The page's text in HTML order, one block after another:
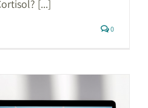
[...]
0